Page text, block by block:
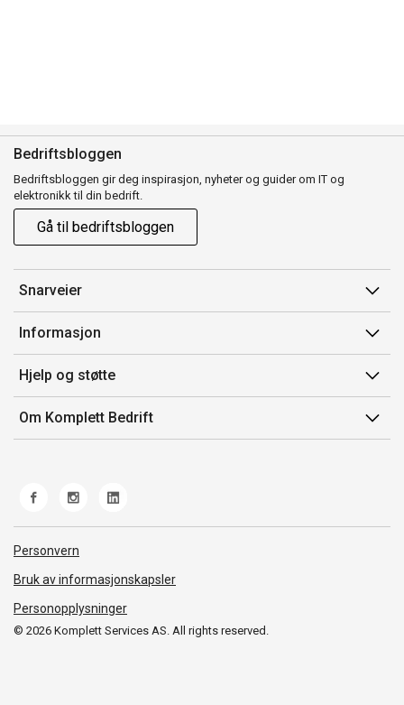
Bedriftsbloggen
Bedriftsbloggen gir deg inspirasjon, nyheter og guider om IT og
elektronikk til din bedrift.
Gå til bedriftsbloggen
Snarveier
Min side
Ordreoversikt
Mine produkter
Informasjon
Salgsbetingelser
Avtalevilkår for Komplett Bedrift Pluss
Produsenter
Hjelp og støtte
Kontakt oss
Retur
Ofte stilte spørsmål
Om Komplett Bedrift
© 2026 Komplett Services AS. All rights reserved.
Personvern
Bruk av informasjonskapsler
Personopplysninger